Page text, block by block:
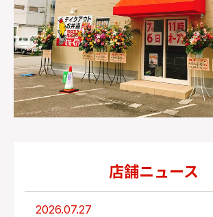
店舗ニュース
2026.07.27